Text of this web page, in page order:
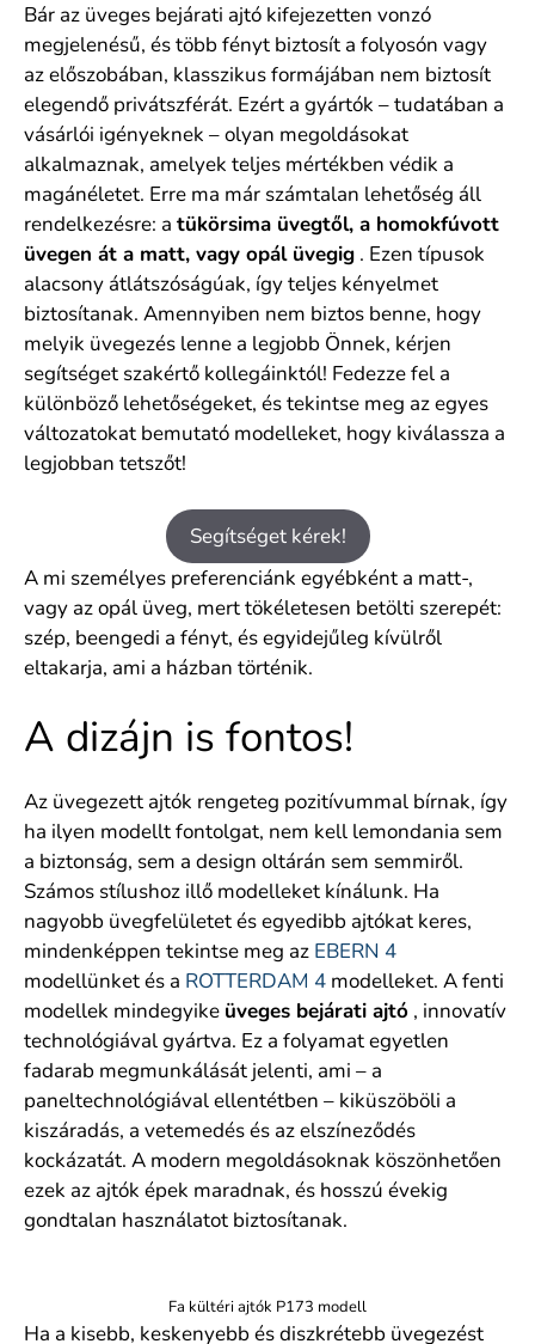
Bár az üveges bejárati ajtó kifejezetten vonzó
megjelenésű, és több fényt biztosít a folyosón vagy
az előszobában, klasszikus formájában nem biztosít
elegendő privátszférát. Ezért a gyártók – tudatában a
vásárlói igényeknek – olyan megoldásokat
alkalmaznak, amelyek teljes mértékben védik a
magánéletet. Erre ma már számtalan lehetőség áll
rendelkezésre: a tükörsima üvegtől, a homokfúvott
üvegen át a matt, vagy opál üvegig . Ezen típusok
alacsony átlátszóságúak, így teljes kényelmet
biztosítanak. Amennyiben nem biztos benne, hogy
melyik üvegezés lenne a legjobb Önnek, kérjen
segítséget szakértő kollegáinktól! Fedezze fel a
különböző lehetőségeket, és tekintse meg az egyes
változatokat bemutató modelleket, hogy kiválassza a
legjobban tetszőt!
Segítséget kérek!
A mi személyes preferenciánk egyébként a matt-,
vagy az opál üveg, mert tökéletesen betölti szerepét:
szép, beengedi a fényt, és egyidejűleg kívülről
eltakarja, ami a házban történik.
A dizájn is fontos!
Az üvegezett ajtók rengeteg pozitívummal bírnak, így
ha ilyen modellt fontolgat, nem kell lemondania sem
a biztonság, sem a design oltárán sem semmiről.
Számos stílushoz illő modelleket kínálunk. Ha
nagyobb üvegfelületet és egyedibb ajtókat keres,
mindenképpen tekintse meg az EBERN 4
modellünket és a ROTTERDAM 4 modelleket. A fenti
modellek mindegyike üveges bejárati ajtó , innovatív
technológiával gyártva. Ez a folyamat egyetlen
fadarab megmunkálását jelenti, ami – a
paneltechnológiával ellentétben – kiküszöböli a
kiszáradás, a vetemedés és az elszíneződés
kockázatát. A modern megoldásoknak köszönhetően
ezek az ajtók épek maradnak, és hosszú évekig
gondtalan használatot biztosítanak.
Fa kültéri ajtók P173 modell
Ha a kisebb, keskenyebb és diszkrétebb üvegezést